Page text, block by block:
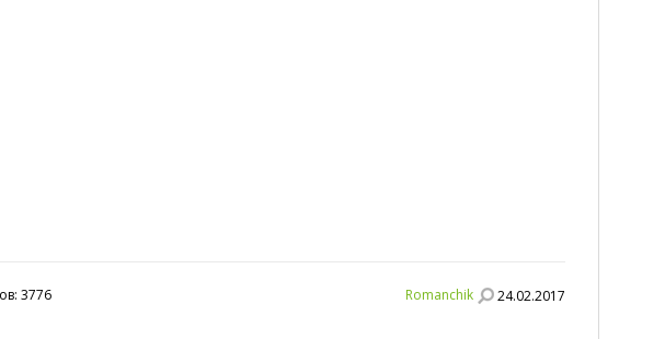
Romanchik 24.02.2017
3776